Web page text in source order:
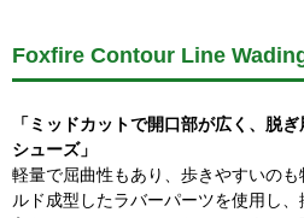
Foxfire Contour Line
「ミッドカットで開口部が広く、脱
シューズ」
軽量で屈曲性もあり、歩きやすいの
ルド成型したラバーパーツを使用し